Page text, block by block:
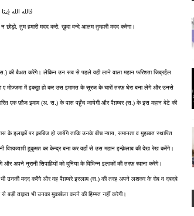
فَالله الله
तुम हमारी मदद करो, ख़ुदा वन्दे आलम तुम्हारी मदद करेगा।
की बैअत करेंगे। लेकिन उन सब से पहले वही लाने वाला महान फरिशता जिब्रईल
ए मोज़्ज़मा में इकठ्ठा हो कर उस इमामत के सूरज के चारों तरफ़ घेरा बना लेंगे और उनसे
एक फ़ौज इमाम (अ. स.) के पास पहुँच जायेगी और पैग़म्बर (स.) के इस महान बेटे की
पर क़ाबिज हो जायेंगे ताकि उनके बीच न्याय, समानता व मुहब्बत स्थापित
हुकूमत का केन्द्र बना कर वहाँ से उस महान इन्क़ेलाब की देख रेख करेंगे।
नूरानी सिपाहियों को दुनिया के विभिन्न इलाक़ों की तरफ़ रवाना करेंगे।
भी उनकी मदद करेंगे और वह पैग़म्बरे इस्लाम (स.) की तरह अपने लशकर के रोब व दबदबे
ताक़त भी उनका मुकाबेला करने की हिम्मत नहीं करेगी।